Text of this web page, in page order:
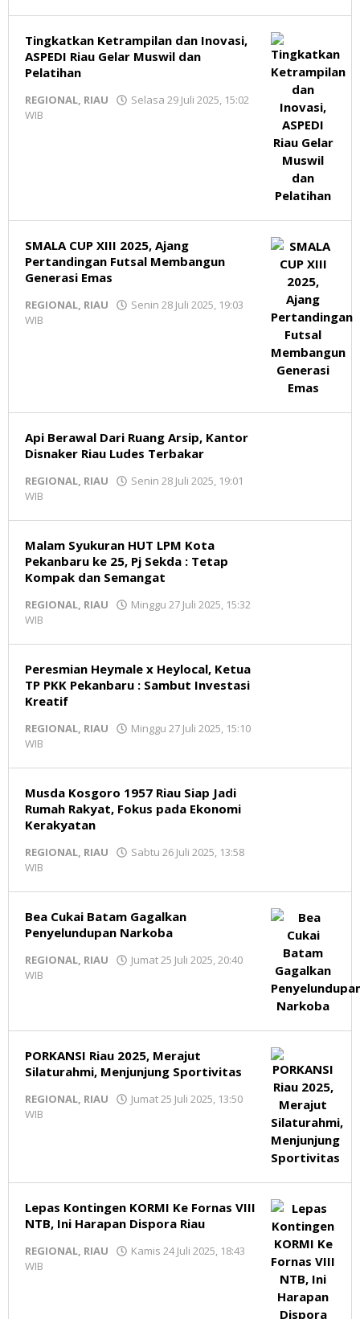
Tingkatkan Ketrampilan dan Inovasi,
ASPEDI Riau Gelar Muswil dan
Pelatihan
REGIONAL, RIAU
Selasa 29 Juli 2025, 15:02
WIB
SMALA CUP XIII 2025, Ajang
Pertandingan Futsal Membangun
Generasi Emas
REGIONAL, RIAU
Senin 28 Juli 2025, 19:03
WIB
Api Berawal Dari Ruang Arsip, Kantor
Disnaker Riau Ludes Terbakar
REGIONAL, RIAU
Senin 28 Juli 2025, 19:01
WIB
Malam Syukuran HUT LPM Kota
Pekanbaru ke 25, Pj Sekda : Tetap
Kompak dan Semangat
REGIONAL, RIAU
Minggu 27 Juli 2025, 15:32
WIB
Peresmian Heymale x Heylocal, Ketua
TP PKK Pekanbaru : Sambut Investasi
Kreatif
REGIONAL, RIAU
Minggu 27 Juli 2025, 15:10
WIB
Musda Kosgoro 1957 Riau Siap Jadi
Rumah Rakyat, Fokus pada Ekonomi
Kerakyatan
REGIONAL, RIAU
Sabtu 26 Juli 2025, 13:58
WIB
Bea Cukai Batam Gagalkan
Penyelundupan Narkoba
REGIONAL, RIAU
Jumat 25 Juli 2025, 20:40
WIB
PORKANSI Riau 2025, Merajut
Silaturahmi, Menjunjung Sportivitas
REGIONAL, RIAU
Jumat 25 Juli 2025, 13:50
WIB
Lepas Kontingen KORMI Ke Fornas VIII
NTB, Ini Harapan Dispora Riau
REGIONAL, RIAU
Kamis 24 Juli 2025, 18:43
WIB